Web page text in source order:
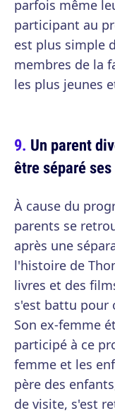
parfois même
participant au
est plus simple
membres de la
les plus jeunes
Un parent
être séparé
À cause du
parents se
après une
l'histoire de
livres et des
s'est battu pour
Son ex-femme
participé à ce
femme et les
père des
de visite, s'est